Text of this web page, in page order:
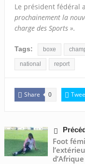
Le président fédéral
prochainement la
charge des Sports ».
Tags: boxe
national report
Share 0
Foot